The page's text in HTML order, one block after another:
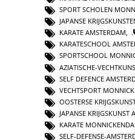
SPORT SCHOLEN
JAPANSE
KARATE AMSTERDAM,
KARATESCHOOL
SPORTSCHOOL
AZIATISCHE-
SELF DEFENCE
VECHTSPORT
OOSTERSE
JAPANSE KRIJGSKUNST
KARATE
SELF-DEFENSE-